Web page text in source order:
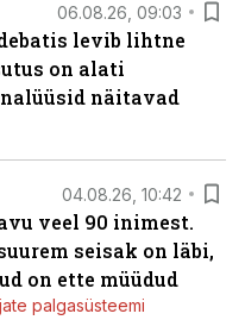
06.08.26, 09:03
levib lihtne
on alati
näitavad
04.08.26, 10:42
veel 90 inimest.
seisak on läbi,
on ette müüdud
palgasüsteemi